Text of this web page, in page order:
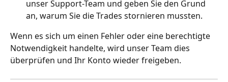
unser Support-Team und geben Sie den Grund
an, warum Sie die Trades stornieren mussten.
Wenn es sich um einen Fehler oder eine berechtigte
Notwendigkeit handelte, wird unser Team dies
überprüfen und Ihr Konto wieder freigeben.